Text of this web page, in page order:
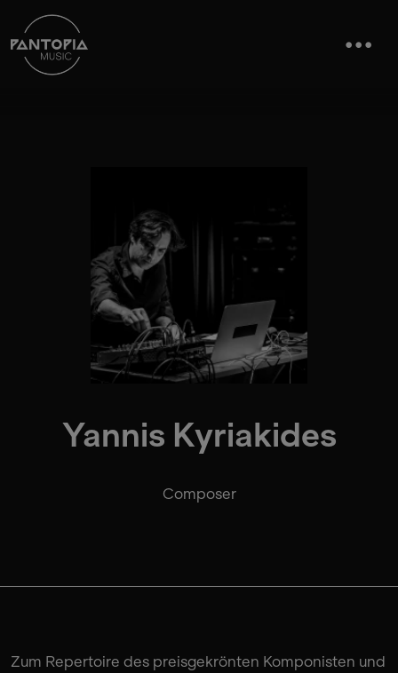
Yannis Kyriakides
Composer
Zum Repertoire des preisgekrönten Komponisten und